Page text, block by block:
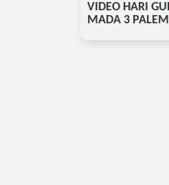
VIDEO HARI
MADA 3